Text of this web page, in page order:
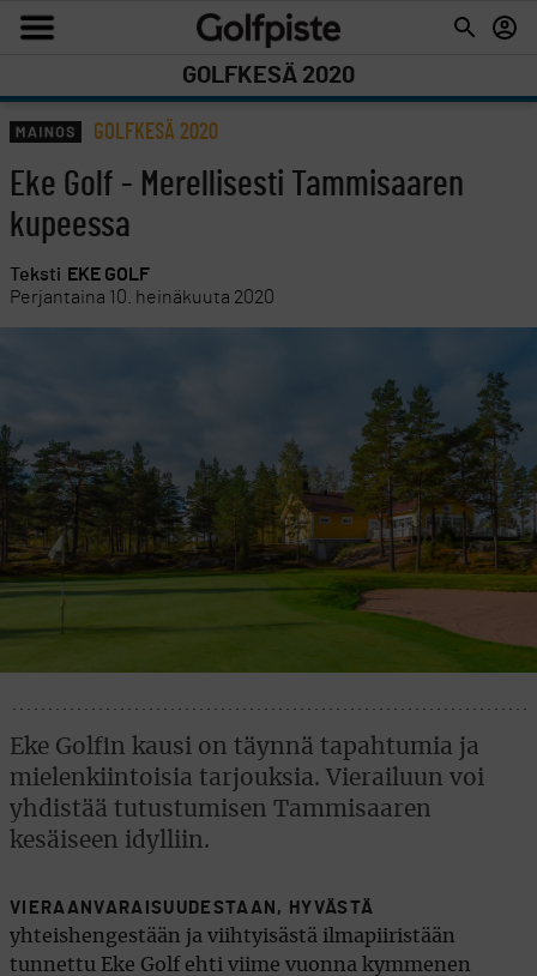
GOLFKESÄ 2020
GOLFKESÄ 2020
Eke Golf - Merellisesti Tammisaaren
kupeessa
Teksti EKE GOLF
Perjantaina 10. heinäkuuta 2020
Eke Golfin kausi on täynnä tapahtumia ja
mielenkiintoisia tarjouksia. Vierailuun voi
yhdistää tutustumisen Tammisaaren
kesäiseen idylliin.
VIERAANVARAISUUDESTAAN, HYVÄSTÄ
yhteishengestään ja viihtyisästä ilmapiiristään
tunnettu Eke Golf ehti viime vuonna kymmenen